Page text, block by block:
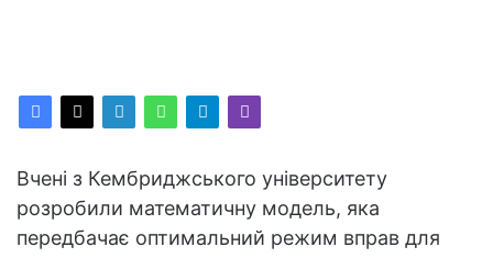
Вчені з Кембриджського університету
розробили математичну модель, яка
передбачає оптимальний режим вправ для